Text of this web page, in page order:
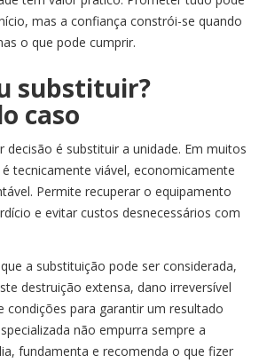
mas a confiança constrói-se quando
o que pode cumprir.
substituir?
caso
decisão é substituir a unidade. Em muitos
tecnicamente viável, economicamente
Permite recuperar o equipamento
e evitar custos desnecessários com
a substituição pode ser considerada,
destruição extensa, dano irreversível
condições para garantir um resultado
não empurra sempre a
fundamenta e recomenda o que fizer